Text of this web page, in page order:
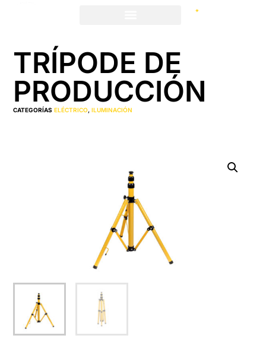
TRÍPODE DE
PRODUCCIÓN
CATEGORÍAS ELÉCTRICO,ILUMINACIÓN